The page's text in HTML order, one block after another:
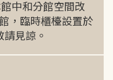
中和分館空間改
，臨時櫃檯設置於
請見諒。